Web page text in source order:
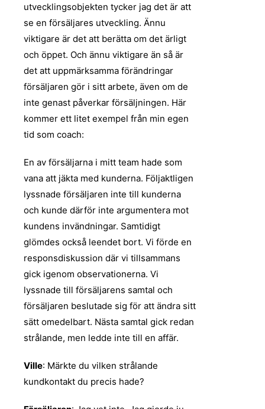
utvecklingsobjekten tycker jag det är att
se en försäljares utveckling. Ännu
viktigare är det att berätta om det ärligt
och öppet. Och ännu viktigare än så är
det att uppmärksamma förändringar
försäljaren gör i sitt arbete, även om de
inte genast påverkar försäljningen. Här
kommer ett litet exempel från min egen
tid som coach:
En av försäljarna i mitt team hade som
vana att jäkta med kunderna. Följaktligen
lyssnade försäljaren inte till kunderna
och kunde därför inte argumentera mot
kundens invändningar. Samtidigt
glömdes också leendet bort. Vi förde en
responsdiskussion där vi tillsammans
gick igenom observationerna. Vi
lyssnade till försäljarens samtal och
försäljaren beslutade sig för att ändra sitt
sätt omedelbart. Nästa samtal gick redan
strålande, men ledde inte till en affär.
Ville: Märkte du vilken strålande
kundkontakt du precis hade?